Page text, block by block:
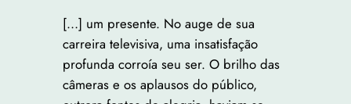
[…] um presente. No auge de sua
carreira televisiva, uma insatisfação
profunda corroía seu ser. O brilho das
câmeras e os aplausos do público,